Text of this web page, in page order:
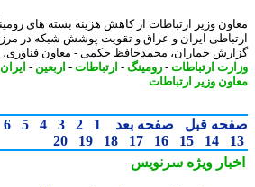
وزیر ارتباطات از کاهش هزینه بسته های
ایران و عراق و تقویت پوشش شبکه در مرزهای
جماران، محمدحافظ حکمی - معاون فناوری، ...
ارتباطات-رومینگ-ارتباطات-اربعین -ایران و
وزیر ارتباطات
قبل صفحه بعد 1
2
3
4
5
6
7
14
15
16
17
18
19
20
ویژهسرنویس